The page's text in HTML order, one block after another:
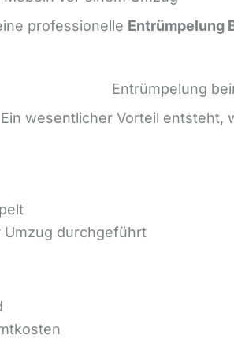
professionelle Entrümpelung
Entrümpelung
Ein wesentlicher Vorteil entsteht,
Umzug durchgeführt